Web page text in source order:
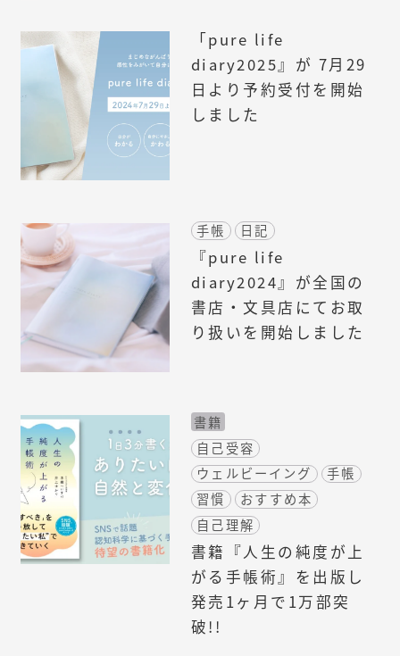
「pure life
diary2025』が 7月29
日より予約受付を開始
しました
手帳 日記
『pure life
diary2024』が全国の
書店・文具店にてお取
り扱いを開始しました
書籍
自己受容
ウェルビーイング
手帳
習慣
おすすめ本
自己理解
書籍『人生の純度が上
がる手帳術』を出版し
発売1ヶ月で1万部突
破!!